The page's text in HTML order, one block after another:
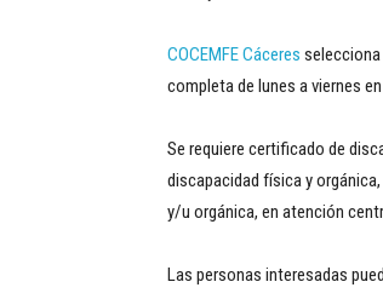
COCEMFE Cáceres selecciona
completa de lunes a viernes
Se requiere certificado de
discapacidad física y
y/u orgánica, en atención
Las personas interesadas